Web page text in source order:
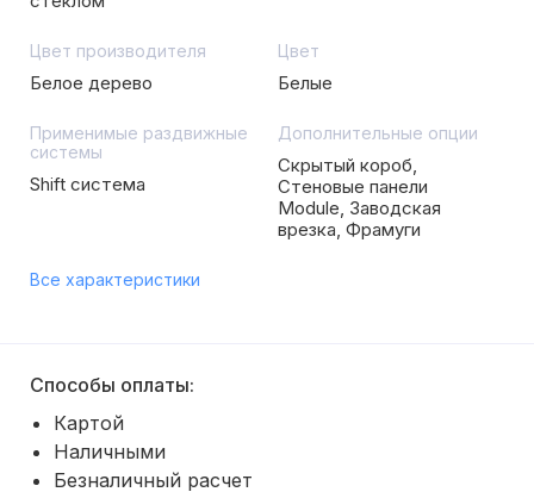
Цвет производителя
Белое дерево
Цвет
Белые
Применимые раздвижные
системы
Shift система
Дополнительные опции
Скрытый короб,
Стеновые панели
Module, Заводская
врезка, Фрамуги
Все характеристики
Способы оплаты:
Картой
Наличными
Безналичный расчет